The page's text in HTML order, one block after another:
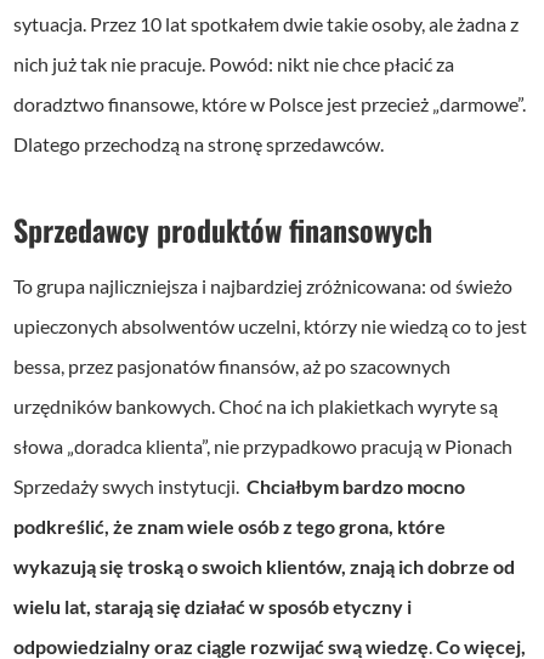
sytuacja. Przez 10 lat spotkałem dwie takie osoby, ale żadna z
nich już tak nie pracuje. Powód: nikt nie chce płacić za
doradztwo finansowe, które w Polsce jest przecież „darmowe”.
Dlatego przechodzą na stronę sprzedawców.
Sprzedawcy produktów finansowych
To grupa najliczniejsza i najbardziej zróżnicowana: od świeżo
upieczonych absolwentów uczelni, którzy nie wiedzą co to jest
bessa, przez pasjonatów finansów, aż po szacownych
urzędników bankowych. Choć na ich plakietkach wyryte są
słowa „doradca klienta”, nie przypadkowo pracują w Pionach
Sprzedaży swych instytucji.Chciałbym bardzo mocno
podkreślić, że znam wiele osób z tego grona, które
wykazują się troską o swoich klientów, znają ich dobrze od
wielu lat, starają się działać w sposób etyczny i
odpowiedzialny oraz ciągle rozwijać swą wiedzę.Co więcej,